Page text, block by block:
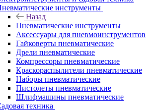
инструменты
Назад
Пневматические инструменты
Аксессуары для пневмоинструментов
Гайковерты пневматические
Дрели пневматические
Компрессоры пневматические
Краскораспылители пневматические
Наборы пневматические
Пистолеты пневматические
Шлифмашины пневматические
техника